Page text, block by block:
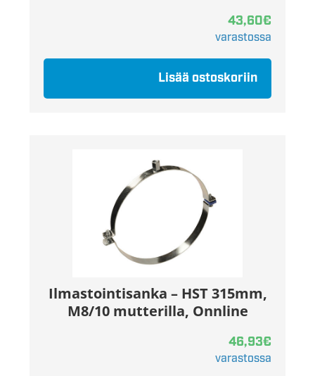
43,60€
varastossa
Lisää ostoskoriin
Ilmastointisanka – HST 315mm,
M8/10 mutterilla, Onnline
46,93€
varastossa